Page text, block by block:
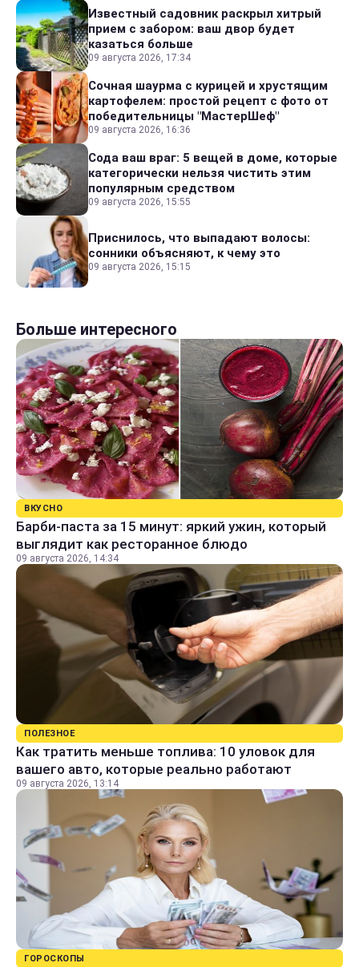
Известный садовник раскрыл хитрый
прием с забором: ваш двор будет
казаться больше
09 августа 2026, 17:34
Сочная шаурма с курицей и хрустящим
картофелем: простой рецепт с фото от
победительницы "МастерШеф"
09 августа 2026, 16:36
Сода ваш враг: 5 вещей в доме, которые
категорически нельзя чистить этим
популярным средством
09 августа 2026, 15:55
Приснилось, что выпадают волосы:
сонники объясняют, к чему это
09 августа 2026, 15:15
Больше интересного
ВКУСНО
Барби-паста за 15 минут: яркий ужин, который
выглядит как ресторанное блюдо
09 августа 2026, 14:34
ПОЛЕЗНОЕ
Как тратить меньше топлива: 10 уловок для
вашего авто, которые реально работают
09 августа 2026, 13:14
ГОРОСКОПЫ